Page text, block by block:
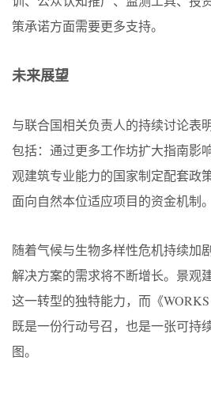
策承诺方面需要更多支持。
未来展望
与联合国相关负责人的持续讨论表
包括：通过更多工作坊扩大指南影
观建筑专业能力的国家制定配套政
面向自然本位适应项目的资金机制。
随着气候与生物多样性危机持续加
解决方案的需求将不断增长。景观
这一转型的独特能力，而《WORKS
既是一份行动号召，也是一张可持
图。